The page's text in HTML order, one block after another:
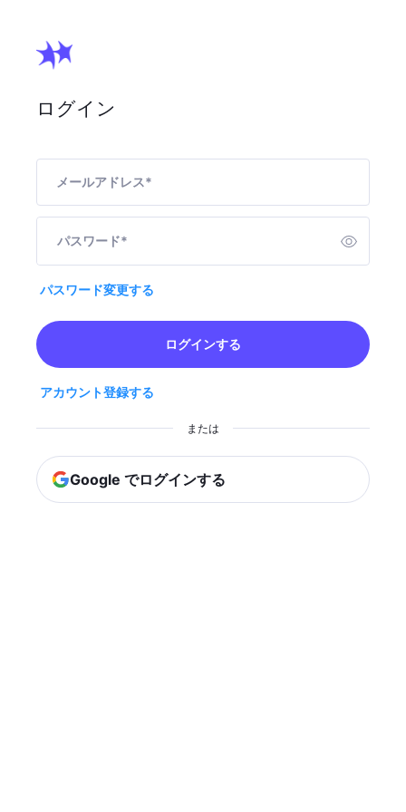
ログイン
メールアドレス*
パスワード*
パスワード変更する
ログインする
アカウント登録する
または
Google でログインする